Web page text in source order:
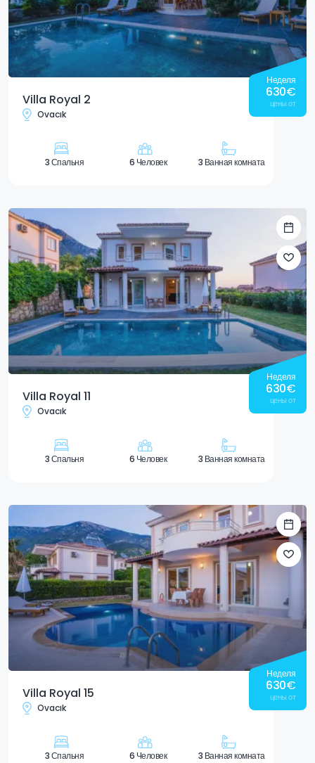
Villa Royal 2
Ovacık
Неделя
630€
цены от
3 Спальня 6 Человек 3 Ванная комната
Villa Royal 11
Ovacık
Неделя
630€
цены от
3 Спальня 6 Человек 3 Ванная комната
Villa Royal 15
Ovacık
Неделя
630€
цены от
3 Спальня 6 Человек 3 Ванная комната